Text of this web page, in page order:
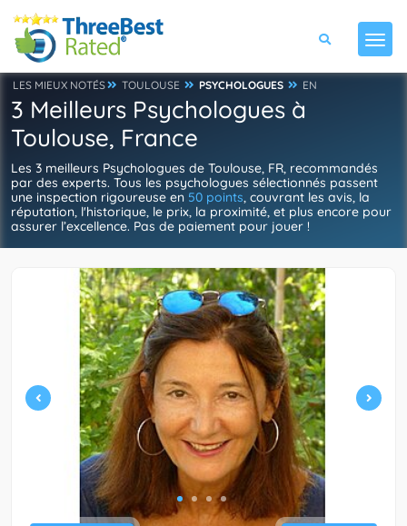
LES MIEUX NOTÉS TOULOUSE PSYCHOLOGUES EN
3 Meilleurs Psychologues à
Toulouse, France
Les 3 meilleurs Psychologues de Toulouse, FR, recommandés
par des experts. Tous les psychologues sélectionnés passent
une inspection rigoureuse en 50 points, couvrant les avis, la
réputation, l'historique, le prix, la proximité, et plus encore pour
assurer l’excellence. Pas de paiement pour jouer !